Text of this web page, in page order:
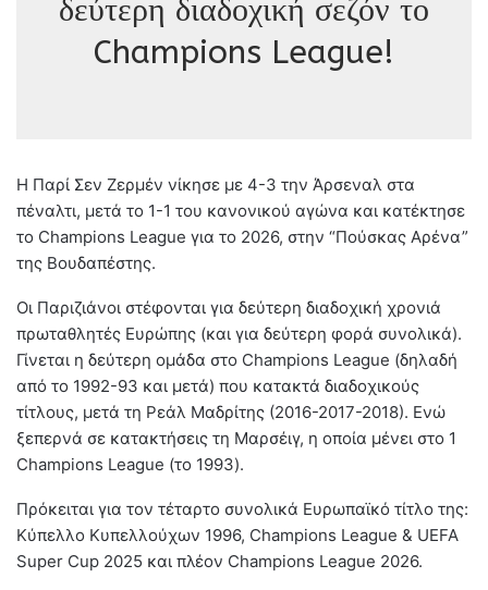
δεύτερη διαδοχική σεζόν το
Champions League!
Η Παρί Σεν Ζερμέν νίκησε με 4-3 την Άρσεναλ στα
πέναλτι, μετά το 1-1 του κανονικού αγώνα και κατέκτησε
το Champions League για το 2026, στην “Πούσκας Αρένα”
της Βουδαπέστης.
Οι Παριζιάνοι στέφονται για δεύτερη διαδοχική χρονιά
πρωταθλητές Ευρώπης (και για δεύτερη φορά συνολικά).
Γίνεται η δεύτερη ομάδα στο Champions League (δηλαδή
από το 1992-93 και μετά) που κατακτά διαδοχικούς
τίτλους, μετά τη Ρεάλ Μαδρίτης (2016-2017-2018). Ενώ
ξεπερνά σε κατακτήσεις τη Μαρσέιγ, η οποία μένει στο 1
Champions League (το 1993).
Πρόκειται για τον τέταρτο συνολικά Ευρωπαϊκό τίτλο της:
Κύπελλο Κυπελλούχων 1996, Champions League & UEFA
Super Cup 2025 και πλέον Champions League 2026.